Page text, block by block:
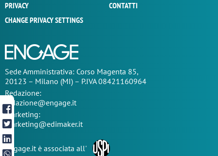
PRIVACY
CONTATTI
CHANGE PRIVACY SETTINGS
SedeAmministrativa: Corso Magenta 85,
20123 – Milano (MI) – P.IVA 08421160964
Redazione:
redazione@engage.it
Marketing:
marketing@edimaker.it
Engage.it è associata all'